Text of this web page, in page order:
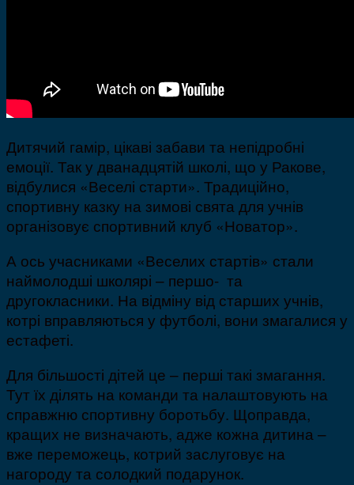
Дитячий гамір, цікаві забави та непідробні
емоції. Так у дванадцятій школі, що у Ракове,
відбулися «Веселі старти». Традиційно,
спортивну казку на зимові свята для учнів
організовує спортивний клуб «Новатор».
А ось учасниками «Веселих стартів» стали
наймолодші школярі – першо- та
другокласники. На відміну від старших учнів,
котрі вправляються у футболі, вони змагалися у
естафеті.
Для більшості дітей це – перші такі змагання.
Тут їх ділять на команди та налаштовують на
справжню спортивну боротьбу. Щоправда,
кращих не визначають, адже кожна дитина –
вже переможець, котрий заслуговує на
нагороду та солодкий подарунок.